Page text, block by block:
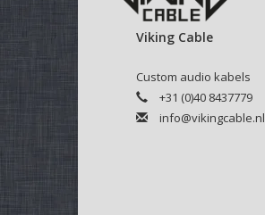
Viking Cable
Custom audio kabels
+31 (0)40 8437779
info@vikingcable.nl